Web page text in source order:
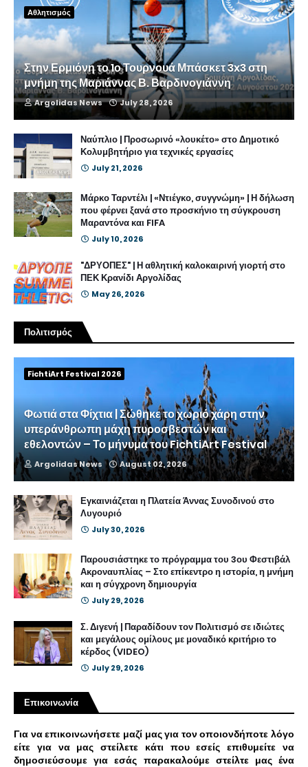
Αθλητισμός
Στην Ερμιόνη το 1ο Τουρνουά Μπάσκετ 3x3 στη
μνήμη της Μαριάννας Β. Βαρδινογιάννη
Argolidas News July 28, 2026
Ναύπλιο | Προσωρινό «λουκέτο» στο Δημοτικό
Κολυμβητήριο για τεχνικές εργασίες
July 21, 2026
Μάρκο Ταρντέλι | «Ντιέγκο, συγγνώμη» | Η δήλωση
που φέρνει ξανά στο προσκήνιο τη σύγκρουση
Μαραντόνα και FIFA
July 10, 2026
"ΔΡΥΟΠΕΣ" | Η αθλητική καλοκαιρινή γιορτή στο
ΠΕΚ Κρανίδι Αργολίδας
May 26, 2026
Πολιτισμός
FichtiArt Festival 2026
Φωτιά στα Φίχτια | Σώθηκε το χωριό χάρη στην
υπεράνθρωπη μάχη πυροσβεστών και
εθελοντών – Το μήνυμα του FichtiArt Festival
Argolidas News August 02, 2026
Εγκαινιάζεται η Πλατεία Άννας Συνοδινού στο
Λυγουριό
July 30, 2026
Παρουσιάστηκε το πρόγραμμα του 3ου Φεστιβάλ
Ακροναυπλίας – Στο επίκεντρο η ιστορία, η μνήμη
και η σύγχρονη δημιουργία
July 29, 2026
Σ. Διγενή | Παραδίδουν τον Πολιτισμό σε ιδιώτες
και μεγάλους ομίλους με μοναδικό κριτήριο το
κέρδος (VIDEO)
July 29, 2026
Επικοινωνία
Για να επικοινωνήσετε μαζί μας για τον οποιονδήποτε λόγο
είτε για να μας στείλετε κάτι που εσείς επιθυμείτε να
δημοσιεύσουμε για εσάς παρακαλούμε στείλτε μας ένα